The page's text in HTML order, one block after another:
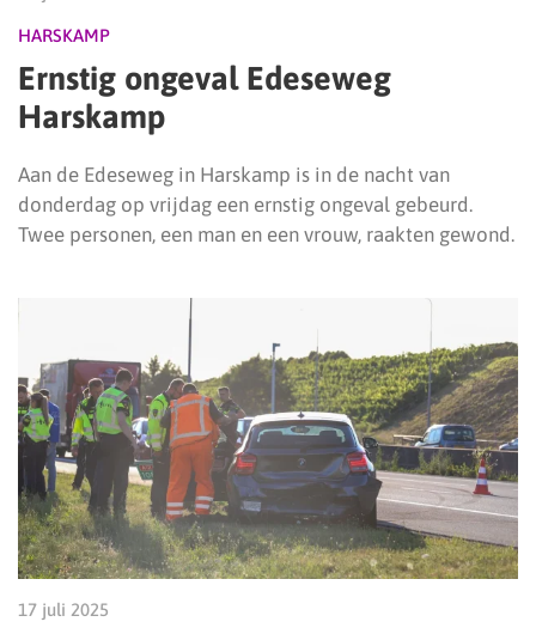
HARSKAMP
Ernstig ongeval Edeseweg
Harskamp
Aan de Edeseweg in Harskamp is in de nacht van
donderdag op vrijdag een ernstig ongeval gebeurd.
Twee personen, een man en een vrouw, raakten gewond.
17 juli 2025